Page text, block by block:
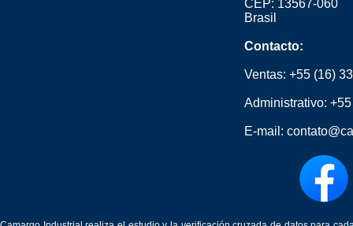
CEP: 13567-060
Brasil
Contacto:
Ventas: +55 (16)
Administrativo:
E-mail: